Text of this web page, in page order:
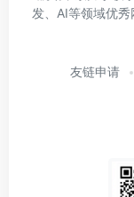
发、AI等领域优
友链申请